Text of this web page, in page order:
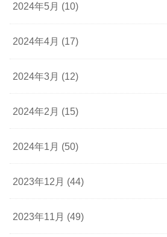
2024年5月 (10)
2024年4月 (17)
2024年3月 (12)
2024年2月 (15)
2024年1月 (50)
2023年12月 (44)
2023年11月 (49)